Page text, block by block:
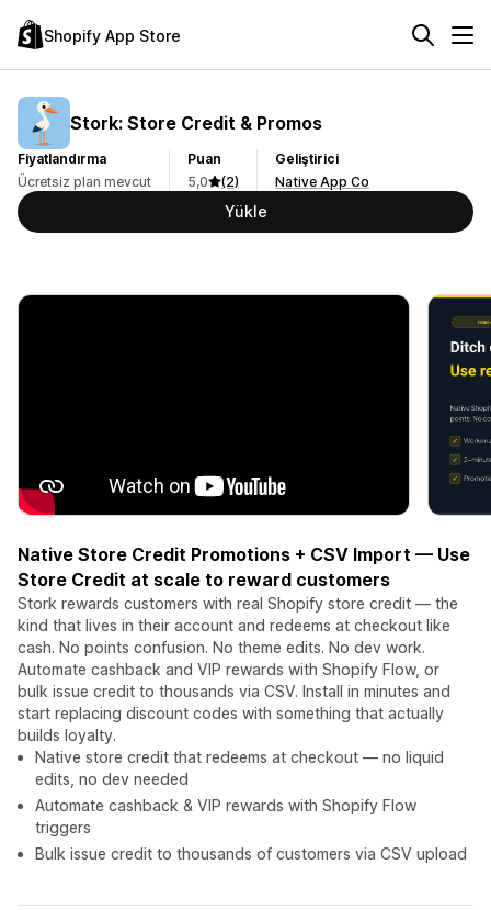
Shopify App Store
Stork: Store Credit & Promos
Fiyatlandırma
Ücretsiz plan mevcut
Puan
5,0
(2)
Geliştirici
Native App Co
Yükle
Native Store Credit Promotions + CSV Import — Use
Store Credit at scale to reward customers
Stork rewards customers with real Shopify store credit — the
kind that lives in their account and redeems at checkout like
cash. No points confusion. No theme edits. No dev work.
Automate cashback and VIP rewards with Shopify Flow, or
bulk issue credit to thousands via CSV. Install in minutes and
start replacing discount codes with something that actually
builds loyalty.
Native store credit that redeems at checkout — no liquid
edits, no dev needed
Automate cashback & VIP rewards with Shopify Flow
triggers
Bulk issue credit to thousands of customers via CSV upload